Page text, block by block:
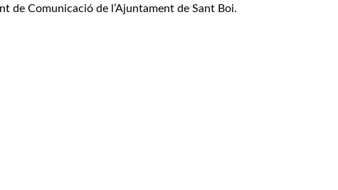
de Comunicació de l’Ajuntament de Sant Boi.